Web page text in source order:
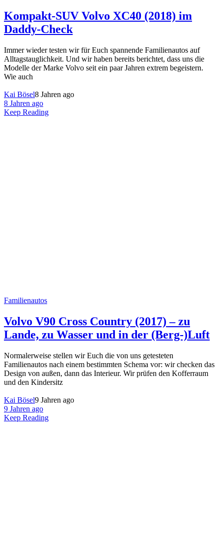
Kompakt-SUV Volvo XC40 (2018) im
Daddy-Check
Immer wieder testen wir für Euch spannende Familienautos auf
Alltagstauglichkeit. Und wir haben bereits berichtet, dass uns die
Modelle der Marke Volvo seit ein paar Jahren extrem begeistern.
Wie auch
Kai Bösel8 Jahren ago
8 Jahren ago
Keep Reading
Familienautos
Volvo V90 Cross Country (2017) – zu
Lande, zu Wasser und in der (Berg-)Luft
Normalerweise stellen wir Euch die von uns getesteten
Familienautos nach einem bestimmten Schema vor: wir checken das
Design von außen, dann das Interieur. Wir prüfen den Kofferraum
und den Kindersitz
Kai Bösel9 Jahren ago
9 Jahren ago
Keep Reading